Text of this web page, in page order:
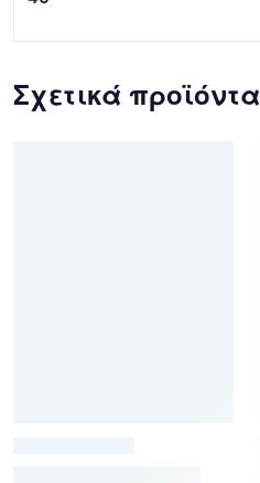
Σχετικά προϊόντα